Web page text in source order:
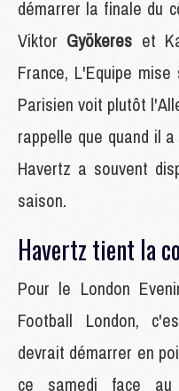
démarrer la finale du
Viktor Gyökeres et
France, L'Equipe
Parisien voit plutôt
rappelle que quand il
Havertz a souvent
saison.
Havertz tient la
Pour le London
Football London,
devrait démarrer en
ce samedi face